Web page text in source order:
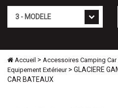
Accueil > Accessoires Camping Car
Equipement Extérieur> GLACIERE
CAR BATEAUX